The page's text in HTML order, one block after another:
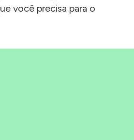
você precisa para o